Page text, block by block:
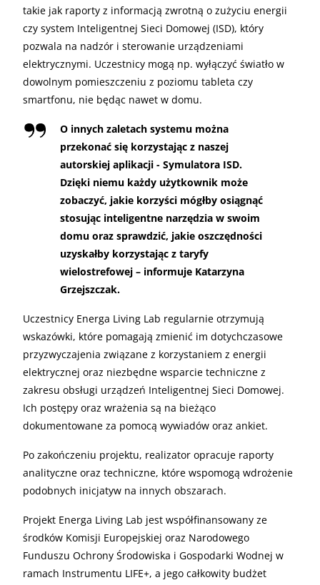
takie jak raporty z informacją zwrotną o zużyciu energii
czy system Inteligentnej Sieci Domowej (ISD), który
pozwala na nadzór i sterowanie urządzeniami
elektrycznymi. Uczestnicy mogą np. wyłączyć światło w
dowolnym pomieszczeniu z poziomu tableta czy
smartfonu, nie będąc nawet w domu.
O innych zaletach systemu można
przekonać się korzystając z naszej
autorskiej aplikacji - Symulatora ISD.
Dzięki niemu każdy użytkownik może
zobaczyć, jakie korzyści mógłby osiągnąć
stosując inteligentne narzędzia w swoim
domu oraz sprawdzić, jakie oszczędności
uzyskałby korzystając z taryfy
wielostrefowej – informuje Katarzyna
Grzejszczak.
Uczestnicy Energa Living Lab regularnie otrzymują
wskazówki, które pomagają zmienić im dotychczasowe
przyzwyczajenia związane z korzystaniem z energii
elektrycznej oraz niezbędne wsparcie techniczne z
zakresu obsługi urządzeń Inteligentnej Sieci Domowej.
Ich postępy oraz wrażenia są na bieżąco
dokumentowane za pomocą wywiadów oraz ankiet.
Po zakończeniu projektu, realizator opracuje raporty
analityczne oraz techniczne, które wspomogą wdrożenie
podobnych inicjatyw na innych obszarach.
Projekt Energa Living Lab jest współfinansowany ze
środków Komisji Europejskiej oraz Narodowego
Funduszu Ochrony Środowiska i Gospodarki Wodnej w
ramach Instrumentu LIFE+, a jego całkowity budżet